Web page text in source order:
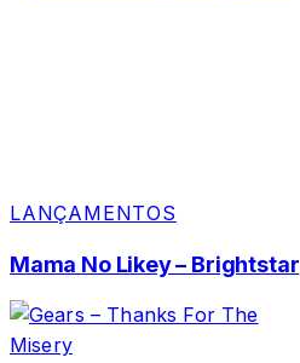
LANÇAMENTOS
Mama No Likey – Brightstar